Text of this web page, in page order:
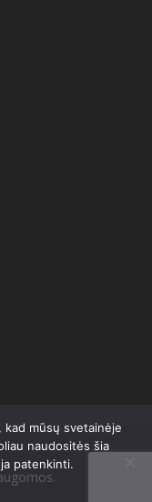
kad mūsų svetainėje
naudositės šia
patenkinti.